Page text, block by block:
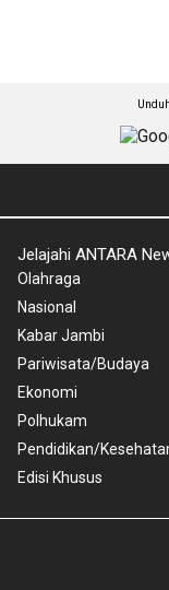
Jelajahi ANTARA
Olahraga
Nasional
Kabar Jambi
Pariwisata/Budaya
Ekonomi
Polhukam
Pendidikan/
Edisi Khusus